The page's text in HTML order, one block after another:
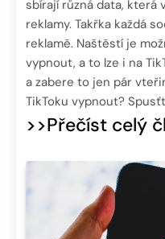
sbírají různá data, která
reklamy. Takřka každá
reklamě. Naštěstí je
vypnout, a to lze i na
a zabere to jen pár
TikToku vypnout?
>>Přečíst celý